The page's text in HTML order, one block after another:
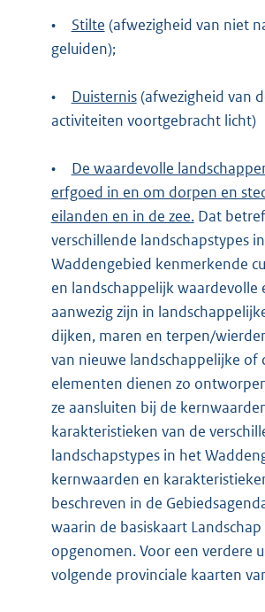
• Stilte (afwezigheid van niet
geluiden);
• Duisternis(afwezigheid van
activiteiten voortgebracht licht)
•
De waardevolle
erfgoed in en om dorpen en
eilanden en in de zee.Dat
verschillende landschapstypes
Waddengebied kenmerkende
en landschappelijk waardevolle
aanwezig zijn in
dijken, maren en terpen/
van nieuwe landschappelijke of
elementen dienen zo
ze aansluiten bij de
karakteristieken van de
landschapstypes in het
kernwaarden en
beschreven in de
waarin de basiskaart
opgenomen. Voor een verdere
volgende provinciale kaarten